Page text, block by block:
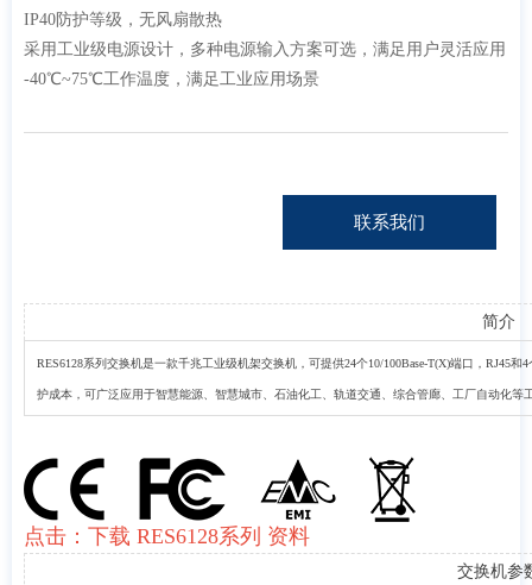
IP40防护等级，无风扇散热
采用工业级电源设计，多种电源输入方案可选，满足用户灵活应用
-40℃~75℃工作温度，满足工业应用场景
联系我们
简介
RES6128系列交换机是一款千兆工业级机架交换机，可提供24个10/100Base-T(X)端口，RJ45
护成本，可广泛应用于智慧能源、智慧城市、石油化工、轨道交通、综合管廊、工厂自动化
点击：下载 RES6128系列 资料
交换机参